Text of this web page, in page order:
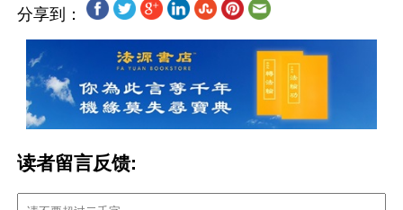
分享到：
读者留言反馈: